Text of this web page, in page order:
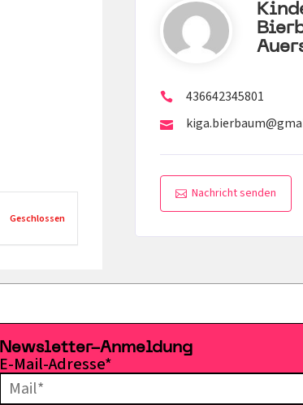
Geschlossen
436642345801
Nachricht senden
Newsletter-Anmeldung
E-Mail-Adresse*